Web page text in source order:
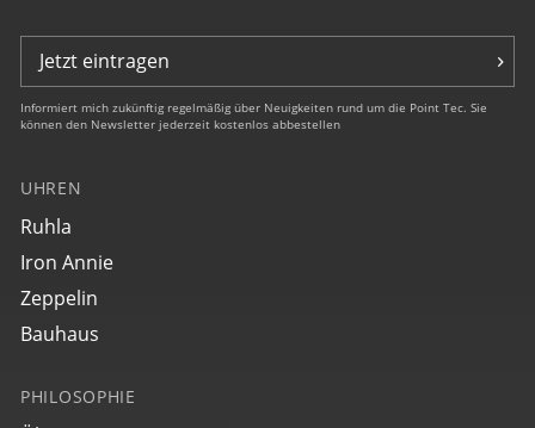
Jetzt eintragen
Informiert mich zukünftig regelmäßig über Neuigkeiten rund um die Point Tec. Sie
können den Newsletter jederzeit kostenlos abbestellen
UHREN
Ruhla
Iron Annie
Zeppelin
Bauhaus
PHILOSOPHIE